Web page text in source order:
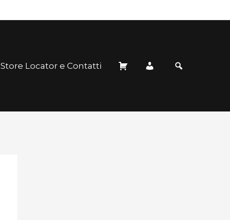
Store Locator e Contatti